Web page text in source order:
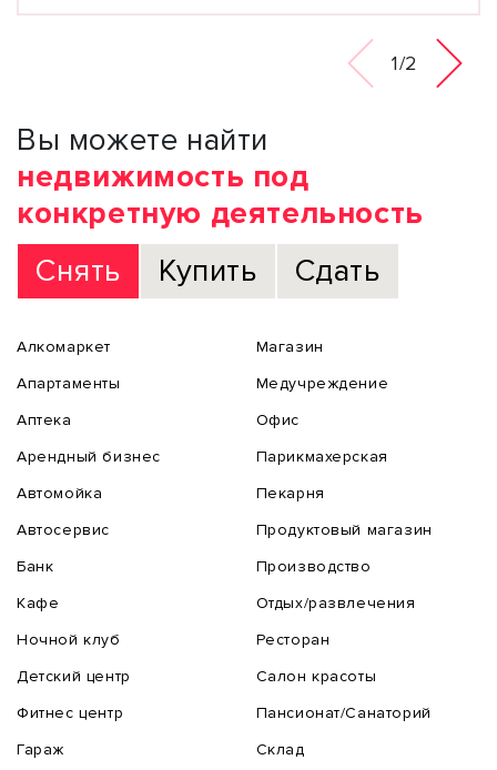
1/2
Вы можете найти
недвижимость под
конкретную деятельность
Снять
Купить Сдать
Алкомаркет
Апартаменты
Аптека
Арендный бизнес
Автомойка
Автосервис
Банк
Кафе
Ночной клуб
Детский центр
Фитнес центр
Гараж
Магазин
Медучреждение
Офис
Парикмахерская
Пекарня
Продуктовый магазин
Производство
Отдых/развлечения
Ресторан
Салон красоты
Пансионат/Санаторий
Склад